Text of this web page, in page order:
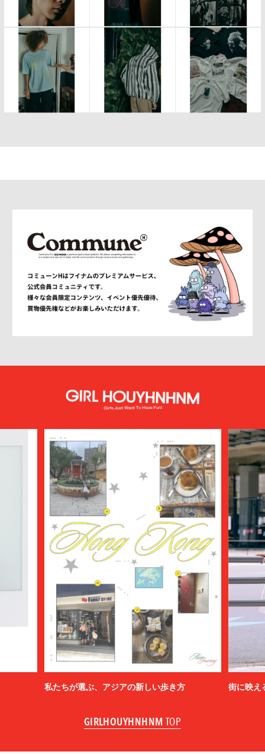
私たちが選ぶ、アジアの新しい歩き方 街に映え
GIRLHOUYHNHNM TOP